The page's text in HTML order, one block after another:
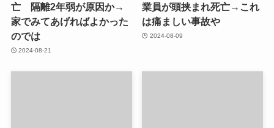
亡 隔離2年弱が原因か→
家でみてあげればよかった
のでは
2024-08-21
業員が頭挟まれ死亡→これ
は痛ましい事故や
2024-08-09